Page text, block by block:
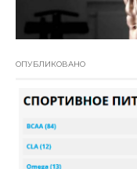
ОПУБЛИКОВАНО